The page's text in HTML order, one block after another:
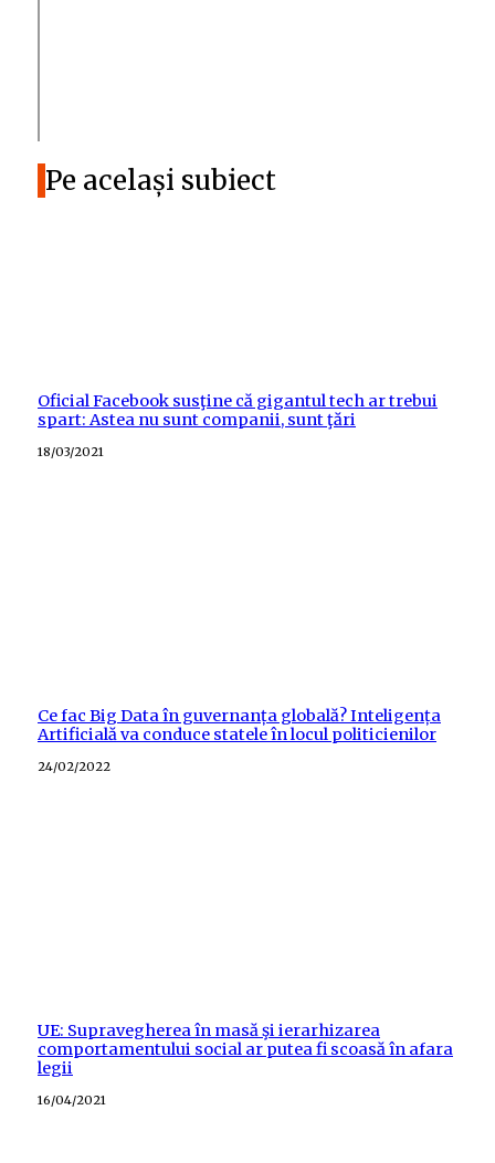
Pe același subiect
Oficial Facebook susţine că gigantul tech ar trebui
spart: Astea nu sunt companii, sunt ţări
Posted
18/03/2021
Ce fac Big Data în guvernanța globală? Inteligența
Artificială va conduce statele în locul politicienilor
Posted
24/02/2022
UE: Supravegherea în masă şi ierarhizarea
comportamentului social ar putea fi scoasă în afara
legii
Posted
16/04/2021